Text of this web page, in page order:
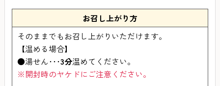
お召し上がり方
そのままでもお召し上がりいただけます。
【温める場合】
●湯せん･･･3分温めてください。
※開封時のヤケドにご注意ください。